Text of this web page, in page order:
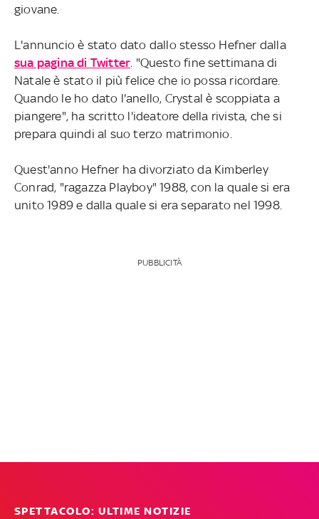
giovane.
L'annuncio è stato dato dallo stesso Hefner dalla
sua pagina di Twitter. "Questo fine settimana di
Natale è stato il più felice che io possa ricordare.
Quando le ho dato l'anello, Crystal è scoppiata a
piangere", ha scritto l'ideatore della rivista, che si
prepara quindi al suo terzo matrimonio.
Quest'anno Hefner ha divorziato da Kimberley
Conrad, "ragazza Playboy" 1988, con la quale si era
unito 1989 e dalla quale si era separato nel 1998.
PUBBLICITÀ
SPETTACOLO: ULTIME NOTIZIE